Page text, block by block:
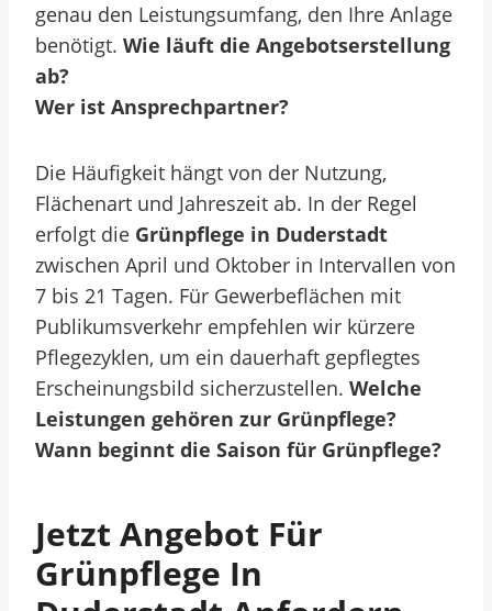
genau den Leistungsumfang, den Ihre Anlage
benötigt. Wie läuft die Angebotserstellung
ab?
Wer ist Ansprechpartner?
Die Häufigkeit hängt von der Nutzung,
Flächenart und Jahreszeit ab. In der Regel
erfolgt die Grünpflege in Duderstadt
zwischen April und Oktober in Intervallen von
7 bis 21 Tagen. Für Gewerbeflächen mit
Publikumsverkehr empfehlen wir kürzere
Pflegezyklen, um ein dauerhaft gepflegtes
Erscheinungsbild sicherzustellen. Welche
Leistungen gehören zur Grünpflege?
Wann beginnt die Saison für Grünpflege?
Jetzt Angebot Für
Grünpflege In